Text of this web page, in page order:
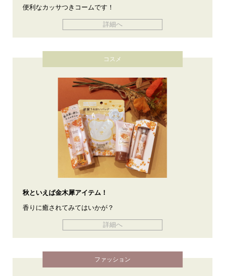
便利なカッサつきコームです！
詳細へ
コスメ
秋といえば金木犀アイテム！
香りに癒されてみてはいかが？
詳細へ
ファッション